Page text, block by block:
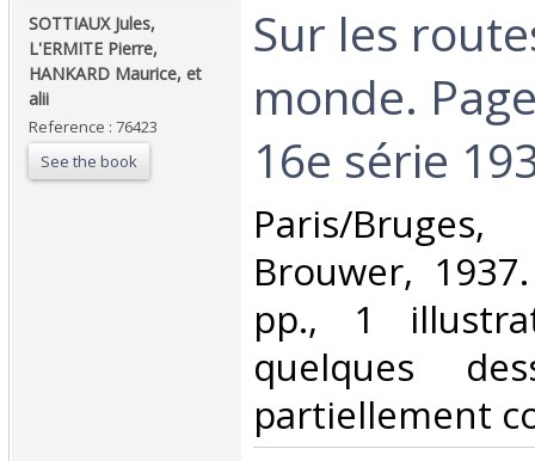
‎SOTTIAUX Jules,
L'ERMITE Pierre,
HANKARD Maurice, et
alii‎
Reference : 76423
See the book
‎Sur les
monde.
16e série
‎Paris/
Brouwer,
pp., 1
quelques
partiellement